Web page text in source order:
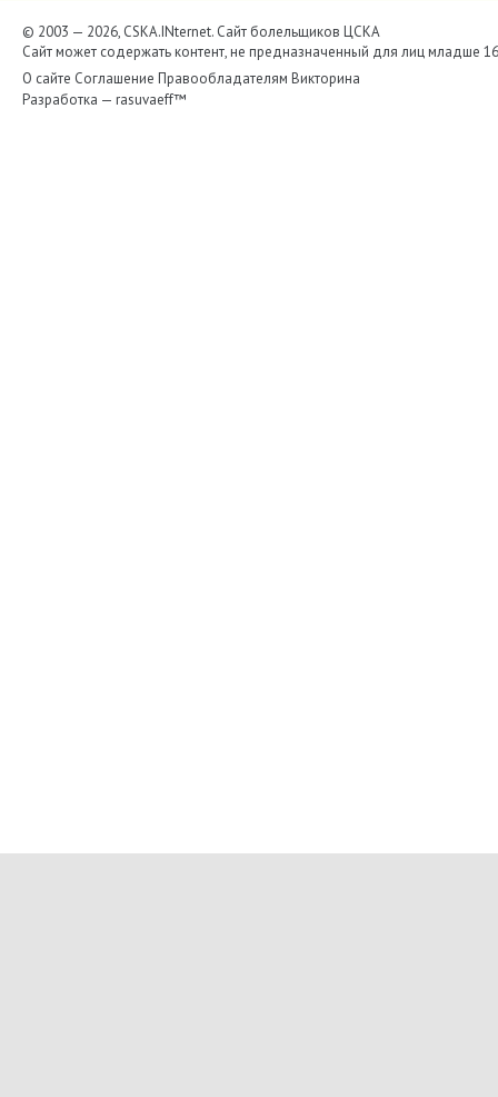
© 2003 — 2026, CSKA.INternet. Cайт болельщиков ЦСКА
Сайт может содержать контент, не предназначенный для лиц младше
О сайте Соглашение Правообладателям Викторина
Разработка — rasuvaeff™